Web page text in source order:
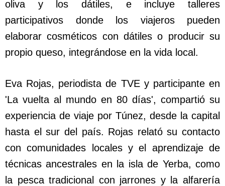
oliva y los dátiles, e incluye talleres
participativos donde los viajeros pueden
elaborar cosméticos con dátiles o producir su
propio queso, integrándose en la vida local.
Eva Rojas, periodista de TVE y participante en
'La vuelta al mundo en 80 días', compartió su
experiencia de viaje por Túnez, desde la capital
hasta el sur del país. Rojas relató su contacto
con comunidades locales y el aprendizaje de
técnicas ancestrales en la isla de Yerba, como
la pesca tradicional con jarrones y la alfarería